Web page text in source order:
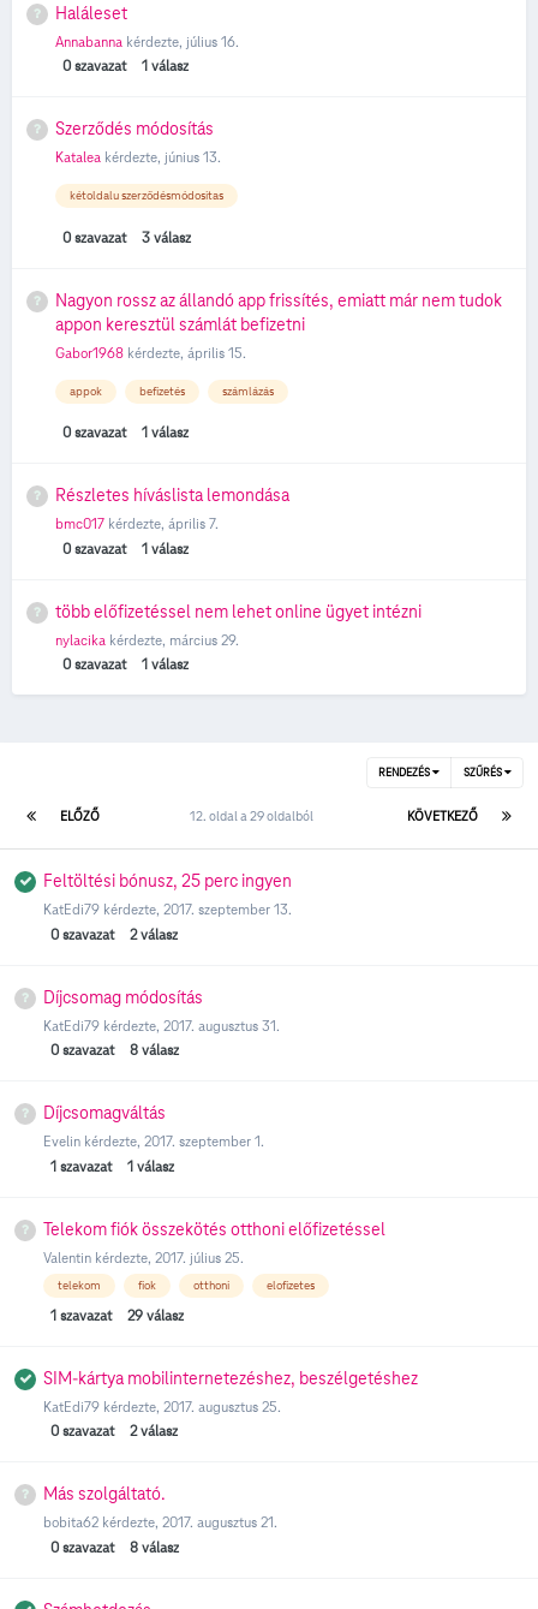
Haláleset
Annabanna kérdezte, július 16.
0 szavazat 1 válasz
Szerződés módosítás
Katalea kérdezte, június 13.
kétoldalu szerződésmódositas
0 szavazat 3 válasz
Nagyon rossz az állandó app frissítés, emiatt már nem tudok
appon keresztül számlát befizetni
Gabor1968 kérdezte, április 15.
appok befizetés számlázás
0 szavazat 1 válasz
Részletes híváslista lemondása
bmc017 kérdezte, április 7.
0 szavazat 1 válasz
több előfizetéssel nem lehet online ügyet intézni
nylacika kérdezte, március 29.
0 szavazat 1 válasz
RENDEZÉS SZŰRÉS
ELŐZŐ KÖVETKEZŐ
12. oldal a 29 oldalból
Feltöltési bónusz, 25 perc ingyen
KatEdi79 kérdezte, 2017. szeptember 13.
0 szavazat 2 válasz
Díjcsomag módosítás
KatEdi79 kérdezte, 2017. augusztus 31.
0 szavazat 8 válasz
Díjcsomagváltás
Evelin kérdezte, 2017. szeptember 1.
1 szavazat 1 válasz
Telekom fiók összekötés otthoni előfizetéssel
Valentin kérdezte, 2017. július 25.
telekom fiok otthoni elofizetes
1 szavazat 29 válasz
SIM-kártya mobilinternetezéshez, beszélgetéshez
KatEdi79 kérdezte, 2017. augusztus 25.
0 szavazat 2 válasz
Más szolgáltató.
bobita62 kérdezte, 2017. augusztus 21.
0 szavazat 8 válasz